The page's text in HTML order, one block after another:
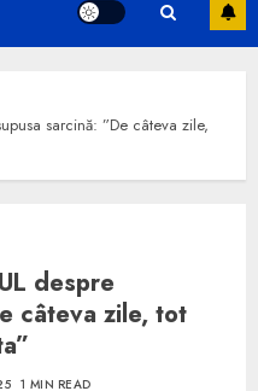
sarcină: ”De câteva zile,
despre
câteva zile, tot
1 MIN READ